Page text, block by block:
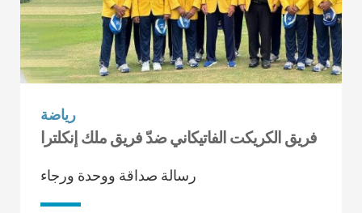
رياضة
فريق الكريكت الفاتيكاني ضدّ فريق ملك إنكلترا
رسالة صداقة ووحدة ورجاء